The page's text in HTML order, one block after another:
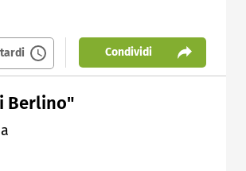
Condividi
Berlino"